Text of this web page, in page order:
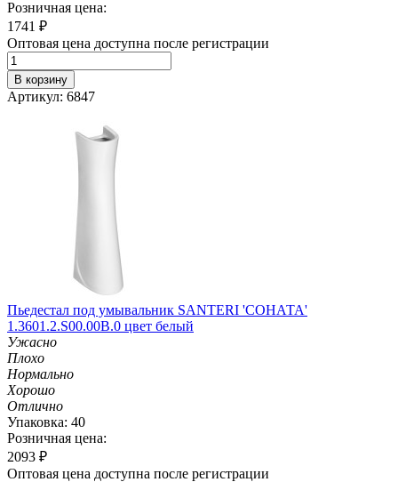
Розничная цена:
1741 ₽
Оптовая цена доступна после регистрации
В корзину
Артикул: 6847
Пьедестал под умывальник SANTERI 'СОНАТА'
1.3601.2.S00.00B.0 цвет белый
Ужасно
Плохо
Нормально
Хорошо
Отлично
Упаковка: 40
Розничная цена:
2093 ₽
Оптовая цена доступна после регистрации